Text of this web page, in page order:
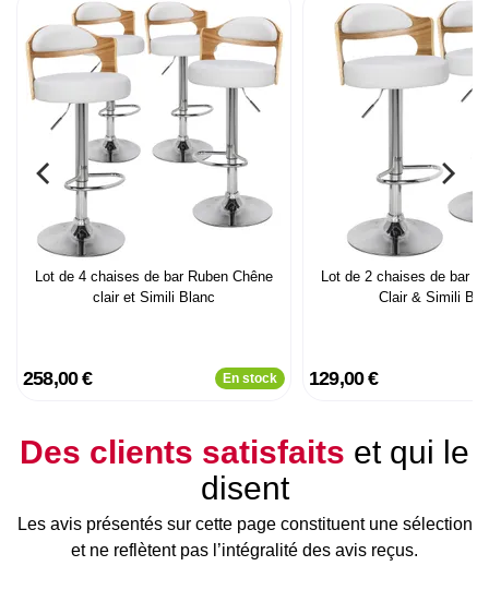
Lot de 4 chaises de bar Ruben Chêne
clair et Simili Blanc
258,00 € En stock
Lot de 2 chaises de bar
Clair & Simili
129,00 €
Des clients satisfaits et qui le
disent
Les avis présentés sur cette page constituent une sélection
et ne reflètent pas l’intégralité des avis reçus.